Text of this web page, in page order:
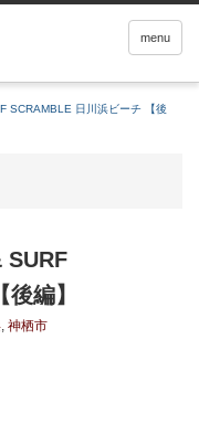
menu
SCRAMBLE 日川浜ビーチ 【後
SURF
編】
, 神栖市